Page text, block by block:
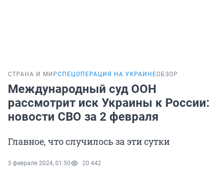
СТРАНА И МИРСПЕЦОПЕРАЦИЯ НА УКРАИНЕОБЗОР
Международный суд ООН
рассмотрит иск Украины к России:
новости СВО за 2 февраля
Главное, что случилось за эти сутки
3 февраля 2024, 01:50 20 442